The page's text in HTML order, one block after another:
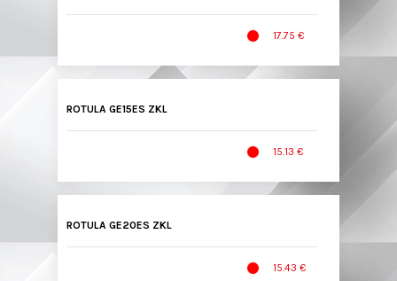
17.75 €
ROTULA GE15ES ZKL
15.13 €
ROTULA GE20ES ZKL
15.43 €